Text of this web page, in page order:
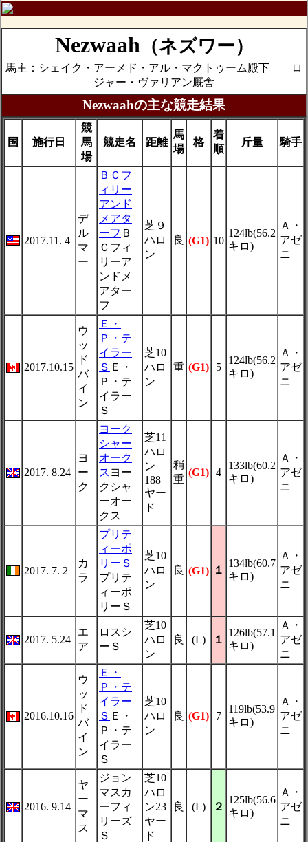
Nezwaah（ネズワー）
馬主：シェイク・アーメド・アル・マクトゥーム殿下 ロ
ジャー・ヴァリアン厩舎
Nezwaahの主な競走結果
国 施行日
競
馬
場
競走名 距離
馬
場
格
着
順
斤量 騎手
2017.11. 4
デ
ル
マ
ー
ＢＣフ
ィリー
アンド
メアタ
ーフ Ｂ
Ｃフィ
リーア
ンドメ
アター
フ
芝９
ハロ
ン
良 (G1) 10
124lb(56.2
キロ)
Ａ・
アゼ
ニ
2017.10.15
ウ
ッ
ド
バ
イ
ン
Ｅ・
Ｐ・テ
イラー
Ｓ Ｅ・
Ｐ・テ
イラー
Ｓ
芝10
ハロ
ン
重 (G1) 5
124lb(56.2
キロ)
Ａ・
アゼ
ニ
2017. 8.24
ヨ
ー
ク
ヨーク
シャー
オーク
ス ヨー
クシャ
ーオー
クス
芝11
ハロ
ン
188
ヤー
ド
稍
重
(G1) 4
133lb(60.2
キロ)
Ａ・
アゼ
ニ
2017. 7. 2
カ
ラ
プリテ
ィーポ
リーＳ
プリテ
ィーポ
リーＳ
芝10
ハロ
ン
良 (G1) １
134lb(60.7
キロ)
Ａ・
アゼ
ニ
2017. 5.24
エ
ア
ロスシ
ーＳ
芝10
ハロ
ン
良 (L) １
126lb(57.1
キロ)
Ａ・
アゼ
ニ
2016.10.16
ウ
ッ
ド
バ
イ
ン
Ｅ・
Ｐ・テ
イラー
Ｓ Ｅ・
Ｐ・テ
イラー
Ｓ
芝10
ハロ
ン
良 (G1) 7
119lb(53.9
キロ)
Ａ・
アゼ
ニ
2016. 9.14
ヤ
ー
マ
ス
ジョン
マスカ
ーフィ
リーズ
Ｓ
芝10
ハロ
ン23
ヤー
ド
良 (L) ２
125lb(56.6
キロ)
Ａ・
アゼ
ニ